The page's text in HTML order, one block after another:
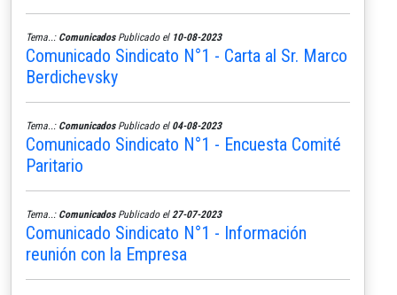
Tema..: ComunicadosPublicado el 10-08-2023
Comunicado Sindicato N°1 - Carta al Sr. Marco
Berdichevsky
Tema..: ComunicadosPublicado el 04-08-2023
Comunicado Sindicato N°1 - Encuesta Comité
Paritario
Tema..: ComunicadosPublicado el 27-07-2023
Comunicado Sindicato N°1 - Información
reunión con la Empresa